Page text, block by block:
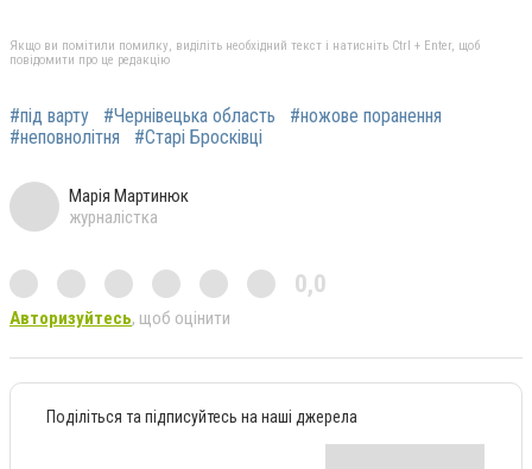
Якщо ви помітили помилку, виділіть необхідний текст і натисніть Ctrl + Enter, щоб
повідомити про це редакцію
#під варту #Чернівецька область
#ножове поранення
#неповнолітня
#Старі Бросківці
Марія Мартинюк
журналістка
0,0
Авторизуйтесь, щоб оцінити
Поділіться та підписуйтесь на наші джерела